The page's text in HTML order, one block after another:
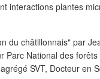
interactions plantes
du châtillonnais" par
Parc National des
SVT, Docteur en